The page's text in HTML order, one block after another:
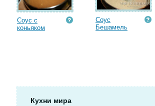
Соус с
коньяком
Соус
Бешамель
Кухни мира